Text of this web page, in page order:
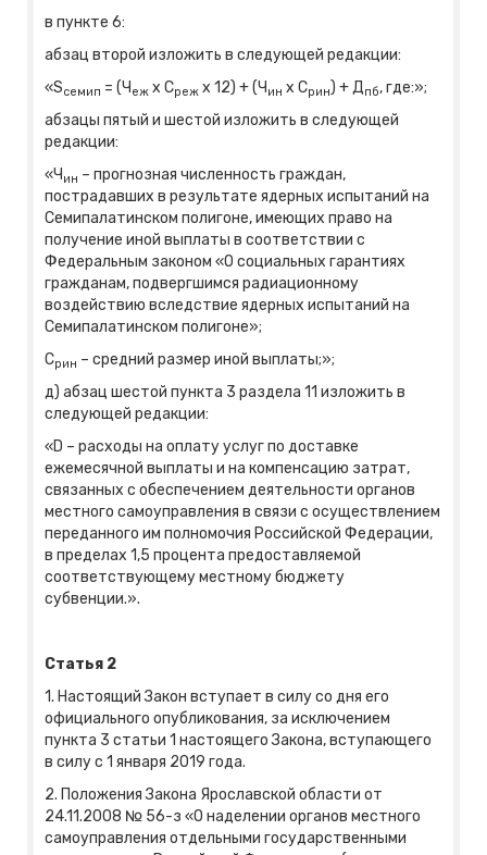
в пункте 6:
абзац второй изложить в следующей редакции:
«Sсемип = (Ч еж x Среж x 12) + (Ч ин x Срин) + Дпб, где:»;
абзацы пятый и шестой изложить в следующей
редакции:
«Ч ин – прогнозная численность граждан,
пострадавших в результате ядерных испытаний на
Семипалатинском полигоне, имеющих право на
получение иной выплаты в соответствии с
Федеральным законом «О социальных гарантиях
гражданам, подвергшимся радиационному
воздействию вследствие ядерных испытаний на
Семипалатинском полигоне»;
Срин – средний размер иной выплаты;»;
д) абзац шестой пункта 3 раздела 11 изложить в
следующей редакции:
«D – расходы на оплату услуг по доставке
ежемесячной выплаты и на компенсацию затрат,
связанных с обеспечением деятельности органов
местного самоуправления в связи с осуществлением
переданного им полномочия Российской Федерации,
в пределах 1,5 процента предоставляемой
соответствующему местному бюджету
субвенции.».
Статья 2
1. Настоящий Закон вступает в силу со дня его
официального опубликования, за исключением
пункта 3 статьи 1 настоящего Закона, вступающего
в силу с 1 января 2019 года.
2. Положения Закона Ярославской области от
24.11.2008 № 56-з «О наделении органов местного
самоуправления отдельными государственными